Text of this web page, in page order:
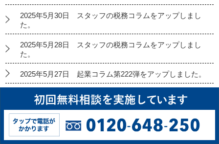
2025年5月30日 スタッフの税務コラムをアップしまし
た。
2025年5月28日 スタッフの税務コラムをアップしまし
た。
2025年5月27日 起業コラム第222弾をアップしました。
2025年5月26日 経理代行コラムをアップしました。
2025年5月23日 スタッフの税務コラムをアップしまし
た。